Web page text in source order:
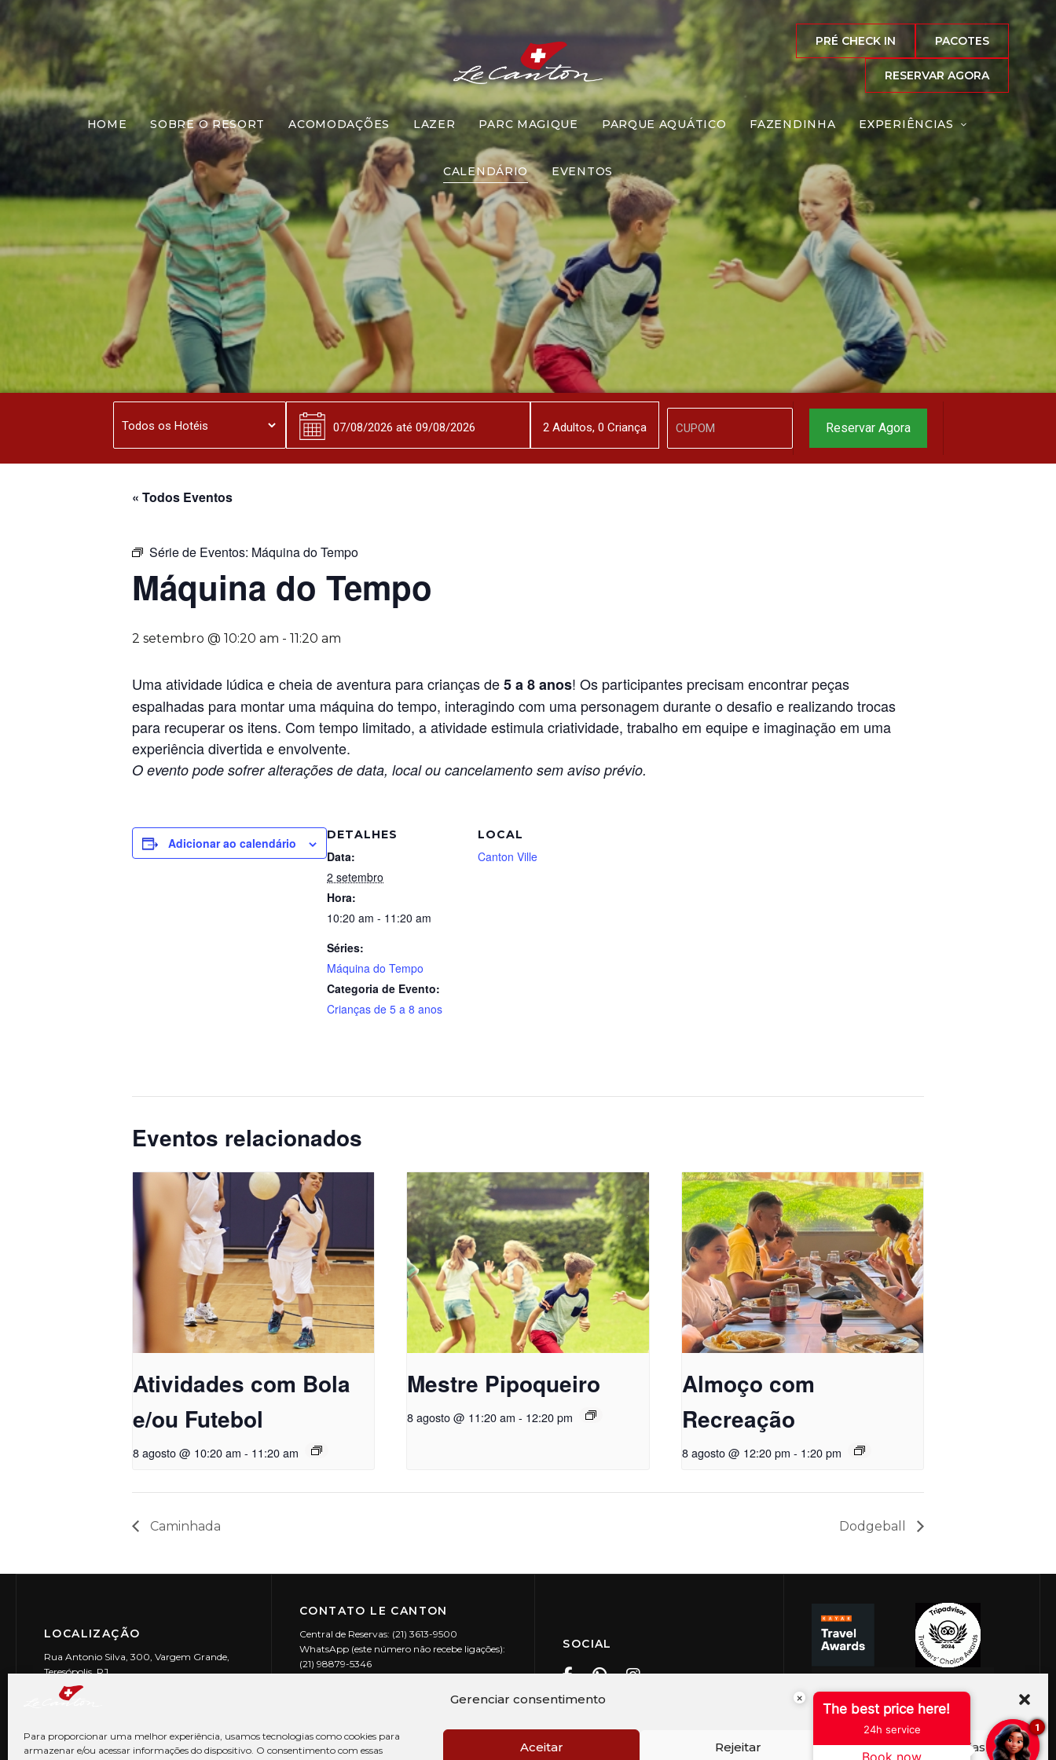
Gerenciar consentimento
Para proporcionar uma melhor experiência, usamos tecnologias como cookies para
armazenar e/ou acessar informações do dispositivo. O consentimento com essas
Aceitar Rejeitar Ver preferências
PRÉ CHECK IN PACOTES
RESERVAR AGORA
HOME SOBRE O RESORT ACOMODAÇÕES LAZER PARC MAGIQUE PARQUE AQUÁTICO FAZENDINHA EXPERIÊNCIAS
CALENDÁRIO EVENTOS
Máquina do Tempo
« Todos Eventos
Série de Eventos: Máquina do Tempo
Máquina do Tempo
2 setembro @ 10:20 am - 11:20 am
Uma atividade lúdica e cheia de aventura para crianças de5 a 8 anos! Os participantes precisam encontrar peças
espalhadas para montar uma máquina do tempo, interagindo com uma personagem durante o desafio e realizando trocas
para recuperar os itens. Com tempo limitado, a atividade estimula criatividade, trabalho em equipe e imaginação em uma
experiência divertida e envolvente.
O evento pode sofrer alterações de data, local ou cancelamento sem aviso prévio.
Adicionar ao calendário
DETALHES
Data:
2 setembro
Hora:
10:20 am - 11:20 am
Séries:
Máquina do Tempo
Categoria de Evento:
Crianças de 5 a 8 anos
LOCAL
Canton Ville
Eventos relacionados
Atividades com Bola
e/ou Futebol
8 agosto @ 10:20 am - 11:20 am
Mestre Pipoqueiro
8 agosto @ 11:20 am - 12:20 pm
Almoço com
Recreação
8 agosto @ 12:20 pm - 1:20 pm
Caminhada Dodgeball
LOCALIZAÇÃO
Rua Antonio Silva, 300, Vargem Grande,
Teresópolis, RJ
CEP: 25990-150
CONTATO LE CANTON
Central de Reservas: (21) 3613-9500
WhatsApp (este número não recebe ligações):
(21) 98879-5346
SOCIAL
2Adultos, 0 Criança
Reserve agora, com
o melhor preço
garantido
▼
Reservar Agora
×
The best price here!
24h service
Book now
1